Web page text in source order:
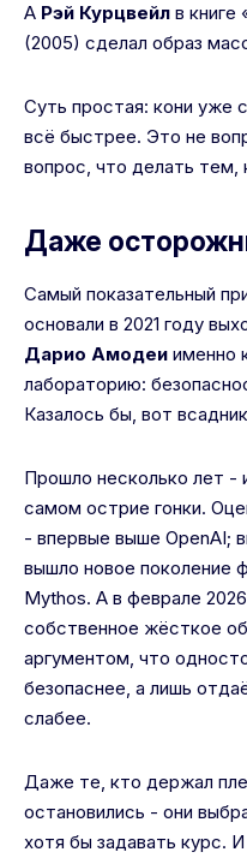
А Рэй Курцвейл в книге
(2005) сделал образ
Суть простая: кони уже
всё быстрее. Это не
вопрос, что делать тем,
Даже
Самый показательный
основали в 2021 году
Дарио Амодеи именно
лабораторию:
Казалось бы, вот
Прошло несколько лет -
самом острие гонки.
- впервые выше OpenAI;
вышло новое поколение
Mythos. А в феврале
собственное жёсткое
аргументом, что
безопаснее, а лишь
слабее.
Даже те, кто держал
остановились - они
хотя бы задавать курс.